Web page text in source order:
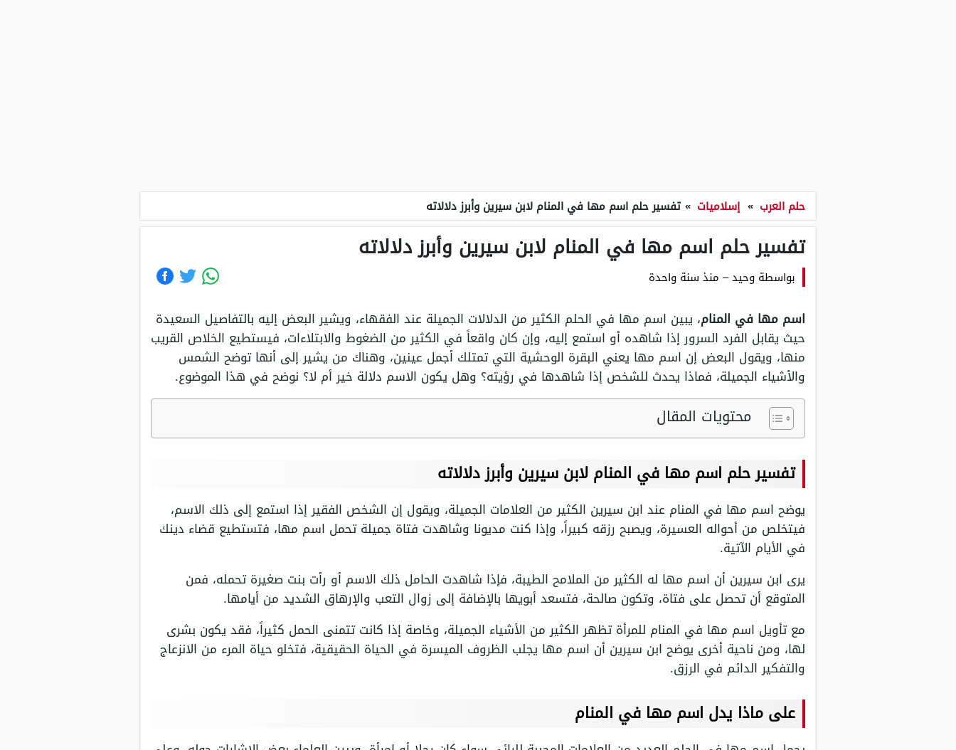
حلم العرب » إسلاميات » تفسير حلم اسم مها في المنام لابن سيرين وأبرز دلالاته
تفسير حلم اسم مها في المنام لابن سيرين وأبرز دلالاته
بواسطة وحيد– منذ سنة واحدة
اسم مها في المنام، يبين اسم مها في الحلم الكثير من الدلالات الجميلة عند الفقهاء، ويشير البعض إليه بالتفاصيل السعيدة
حيث يقابل الفرد السرور إذا شاهده أو استمع إليه، وإن كان واقعاً في الكثير من الضغوط والابتلاءات، فيستطيع الخلاص القريب
منها، ويقول البعض إن اسم مها يعني البقرة الوحشية التي تمتلك أجمل عينين، وهناك من يشير إلى أنها توضح الشمس
والأشياء الجميلة، فماذا يحدث للشخص إذا شاهدها في رؤيته؟ وهل يكون الاسم دلالة خير أم لا؟ نوضح في هذا الموضوع.
محتويات المقال
تفسير حلم اسم مها في المنام لابن سيرين وأبرز دلالاته
يوضح اسم مها في المنام عند ابن سيرين الكثير من العلامات الجميلة، ويقول إن الشخص الفقير إذا استمع إلى ذلك الاسم،
فيتخلص من أحواله العسيرة، ويصبح رزقه كبيراً، وإذا كنت مديونا وشاهدت فتاة جميلة تحمل اسم مها، فتستطيع قضاء دينك
في الأيام الآتية.
يرى ابن سيرين أن اسم مها له الكثير من الملامح الطيبة، فإذا شاهدت الحامل ذلك الاسم أو رأت بنت صغيرة تحمله، فمن
المتوقع أن تحصل على فتاة، وتكون صالحة، فتسعد أبويها بالإضافة إلى زوال التعب والإرهاق الشديد من أيامها.
مع تأويل اسم مها في المنام للمرأة تظهر الكثير من الأشياء الجميلة، وخاصة إذا كانت تتمنى الحمل كثيراً، فقد يكون بشرى
لها، ومن ناحية أخرى يوضح ابن سيرين أن اسم مها يجلب الظروف الميسرة في الحياة الحقيقية، فتخلو حياة المرء من الانزعاج
والتفكير الدائم في الرزق.
على ماذا يدل اسم مها في المنام